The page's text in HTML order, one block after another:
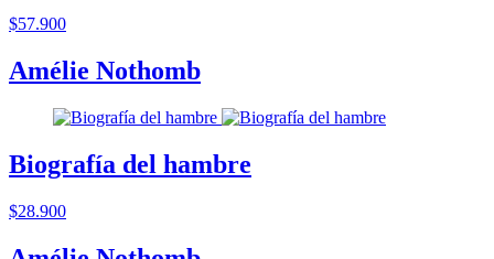
$57.900
Amélie Nothomb
Biografía del hambre
$28.900